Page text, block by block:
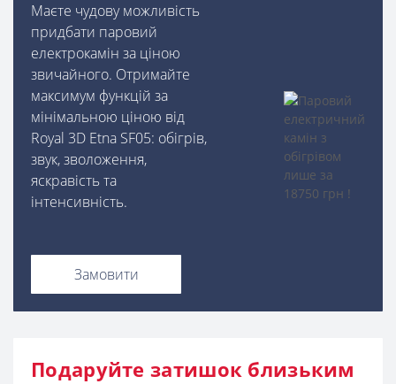
Маєте чудову можливість
придбати паровий
електрокамін за ціною
звичайного. Отримайте
максимум функцій за
мінімальною ціною від
Royal 3D Etna SF05: обігрів,
звук, зволоження,
яскравість та
інтенсивність.
Замовити
Подаруйте затишок близьким